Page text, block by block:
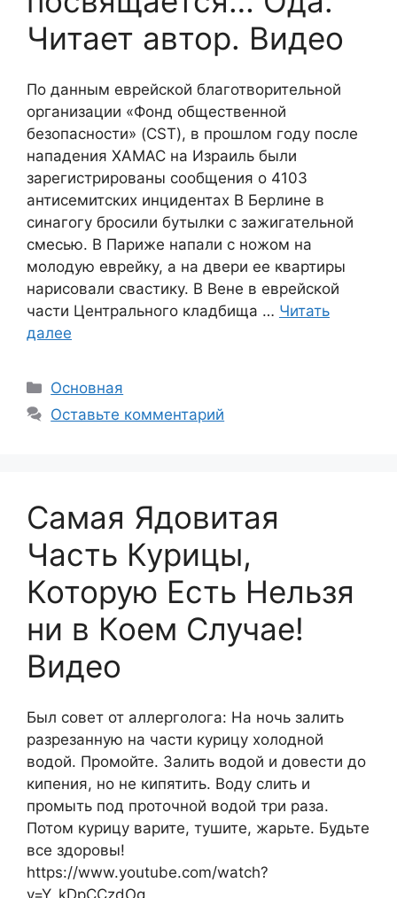
Читает автор. Видео
По данным еврейской благотворительной
организации «Фонд общественной
безопасности» (CST), в прошлом году после
нападения ХАМАС на Израиль были
зарегистрированы сообщения о 4103
антисемитских инцидентах В Берлине в
синагогу бросили бутылки с зажигательной
смесью. В Париже напали с ножом на
молодую еврейку, а на двери ее квартиры
нарисовали свастику. В Вене в еврейской
части Центрального кладбища … Читать
далее
Рубрики
Основная
Оставьте комментарий
Самая Ядовитая
Часть Курицы,
Которую Есть Нельзя
ни в Коем Случае!
Видео
Был совет от аллерголога: На ночь залить
разрезанную на части курицу холодной
водой. Промойте. Залить водой и довести до
кипения, но не кипятить. Воду слить и
промыть под проточной водой три раза.
Потом курицу варите, тушите, жарьте. Будьте
все здоровы!
https://www.youtube.com/watch?
v=Y_kDpCCzdOg